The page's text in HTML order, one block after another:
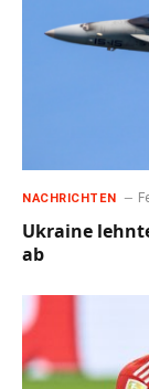
NACHRICHTEN
Ukraine
ab